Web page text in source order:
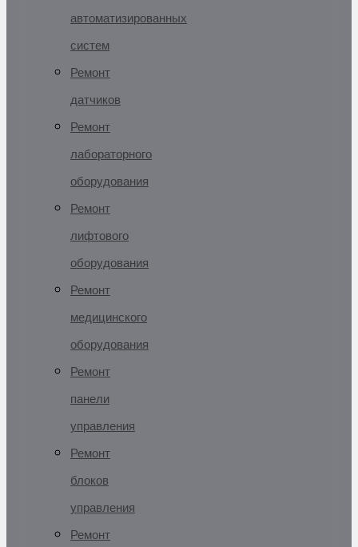
автоматизированных
систем
Ремонт
датчиков
Ремонт
лабораторного
оборудования
Ремонт
лифтового
оборудования
Ремонт
медицинского
оборудования
Ремонт
панели
управления
Ремонт
блоков
управления
Ремонт